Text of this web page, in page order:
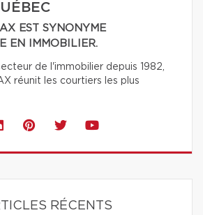
EST SYNONYME
EN IMMOBILIER.
de l'immobilier depuis 1982,
réunit les courtiers les plus
RÉCENTS